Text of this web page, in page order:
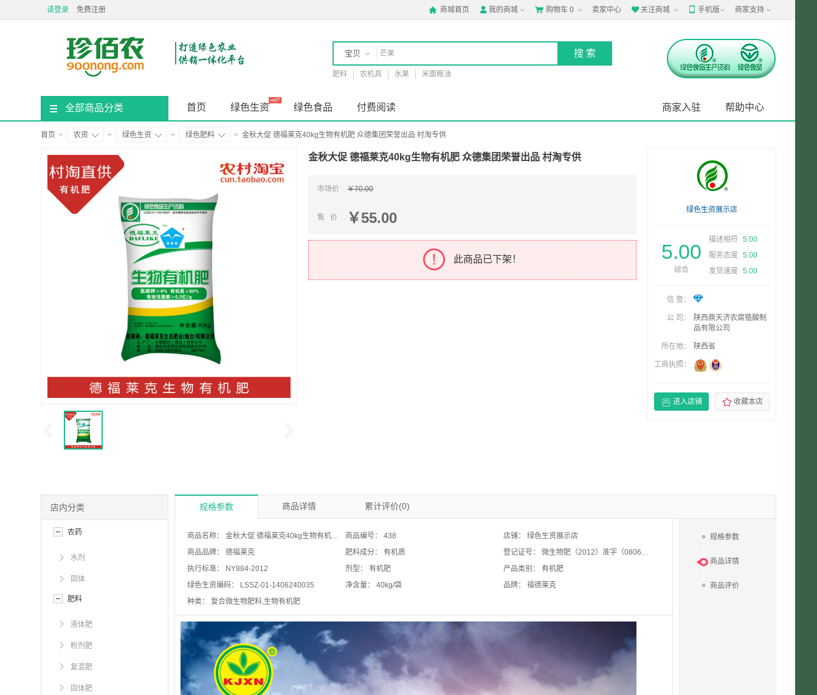
请登录 免费注册  商城首页  我的商城  购物车 0 卖家中心 关注商城 手机版 商家支持
宝贝
店铺
肥料 农机具 水果 米面粮油
全部商品分类 首页 绿色生资 绿色食品 帮助中心
商家入驻
付费阅读
首页 > 农资 > 绿色生资 > 绿色肥料 > 金秋大促 德福莱克40kg生物有机肥 众德集团荣誉出品 村淘专供
金秋大促 德福莱克40kg生物有机肥 众德集团荣誉出品 村淘专供
市场价 ￥70.00
售 价 ￥55.00
此商品已下架！
绿色生资展示店
5.00
综合
描述相符 5.00
服务态度
5.00
发货速度
5.00
信 誉：
公 司：
陕西鼎天济农腐殖酸制
品有限公司
所在地： 陕西省
工商执照：
 进入店铺  收藏本店
店内分类
农药
水剂
固体
肥料
液体肥
粉剂肥
复混肥
固体肥
规格参数 商品详情 累计评价(0)
规格参数
商品详情
商品评价
商品名称： 金秋大促 德福莱克40kg生物有机肥 众德集团荣誉出品 村淘专供 商品编号： 438 店铺： 绿色生资展示店
商品品牌： 德福莱克 肥料成分： 有机质 登记证号： 微生物肥（2012）准字（0806）号
执行标准：
NY884-2012 剂型： 有机肥 产品类别： 有机肥
绿色生资编码：
LSSZ-01-1406240035 净含量： 40kg/袋 品牌： 福德莱克
种类： 复合微生物肥料,生物有机肥